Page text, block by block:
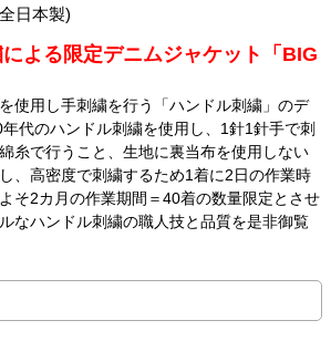
日本製)
よる限定デニムジャケット「BIG
使用し手刺繍を行う「ハンドル刺繍」のデ
代のハンドル刺繍を使用し、1針1針手で刺
糸で行うこと、生地に裏当布を使用しない
、高密度で刺繍するため1着に2日の作業時
そ2カ月の作業期間＝40着の数量限定とさせ
なハンドル刺繍の職人技と品質を是非御覧